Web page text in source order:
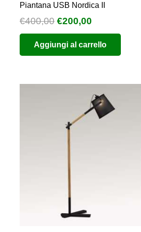
Piantana USB Nordica II
€400,00 Il
prezzo
originale
era:
€200,00
prezzo
attuale
è:
Aggiungi al carrello